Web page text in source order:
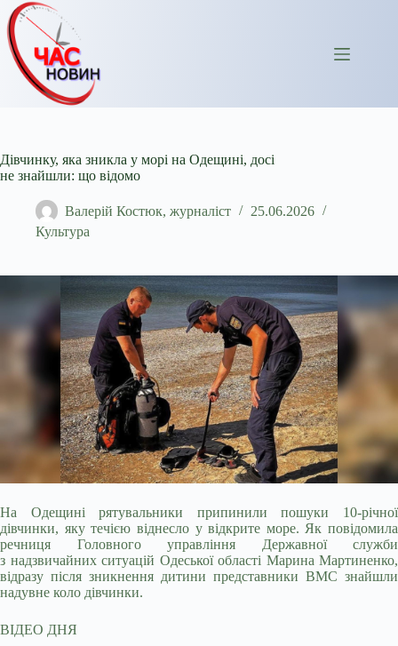
Перейти
до
вмісту
Дівчинку, яка зникла у морі на Одещині, досі
не знайшли: що відомо
Валерій Костюк, журналіст
25.06.2026
Культура
На Одещині рятувальники припинили пошуки 10-річної
дівчинки, яку течією віднесло у відкрите море. Як повідомила
речниця Головного управління Державної служби
з надзвичайних ситуацій Одеської області Марина Мартиненко,
відразу після зникнення дитини представники ВМС знайшли
надувне коло дівчинки.
ВІДЕО ДНЯ